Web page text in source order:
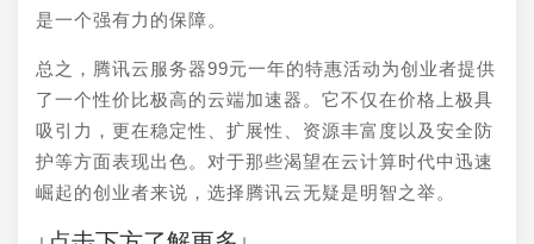
是一个强有力的保障。
总之，腾讯云服务器99元一年的特惠活动为创业者提供
了一个性价比极高的云端加速器。它不仅在价格上极具
吸引力，更在稳定性、扩展性、资源丰富度以及安全防
护等方面表现出色。对于那些渴望在云计算时代中迅速
崛起的创业者来说，选择腾讯云无疑是明智之举。